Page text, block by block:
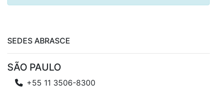
SEDES ABRASCE
SÃO PAULO
+55 11 3506-8300